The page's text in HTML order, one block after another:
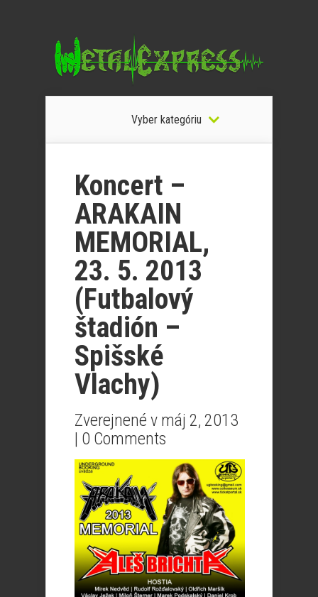
Vyber kategóriu
Koncert –
ARAKAIN
MEMORIAL,
23. 5. 2013
(Futbalový
štadión –
Spišské
Vlachy)
Zverejnené v máj 2, 2013
| 0 Comments